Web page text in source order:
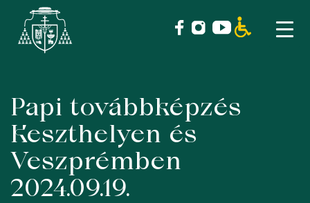
Skip
content
Papi továbbképzés
Keszthelyen és
Veszprémben
2024.09.19.